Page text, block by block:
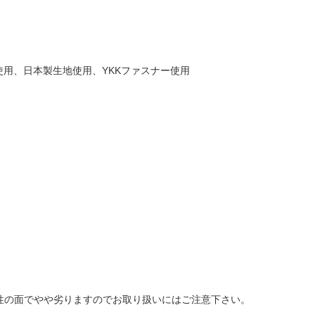
、日本製生地使用、YKKファスナー使用
面でやや劣りますのでお取り扱いにはご注意下さい。